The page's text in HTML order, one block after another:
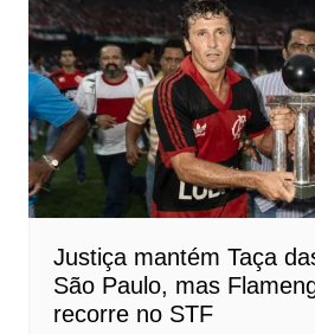
Justiça mantém Taça
São Paulo, mas
recorre no STF